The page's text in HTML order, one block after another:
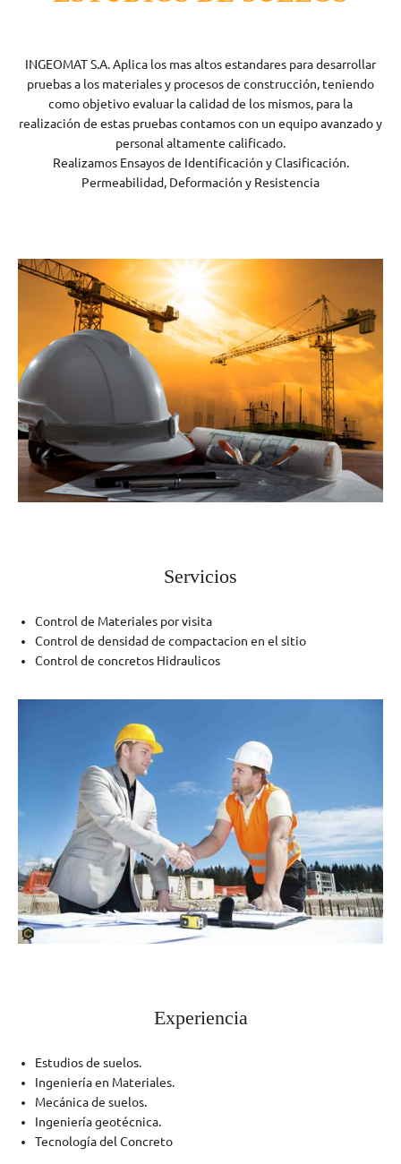
INGEOMAT S.A. Aplica los mas altos estandares para desarrollar
pruebas a los materiales y procesos de construcción, teniendo
como objetivo evaluar la calidad de los mismos, para la
realización de estas pruebas contamos con un equipo avanzado y
personal altamente calificado.
Realizamos Ensayos de Identificación y Clasificación.
Permeabilidad, Deformación y Resistencia
Servicios
Control de Materiales por visita
Control de densidad de compactacion en el sitio
Control de concretos Hidraulicos
Experiencia
Estudios de suelos.
Ingeniería en Materiales.
Mecánica de suelos.
Ingeniería geotécnica.
Tecnología del Concreto